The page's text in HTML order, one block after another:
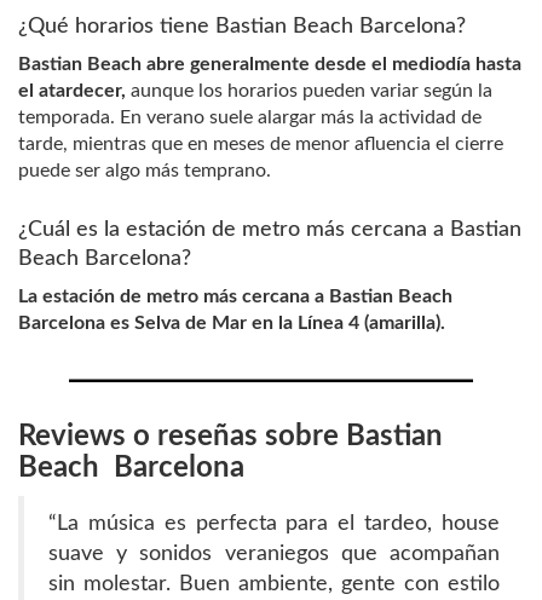
¿Qué horarios tiene Bastian Beach Barcelona?
Bastian Beach abre generalmente desde el mediodía hasta
el atardecer, aunque los horarios pueden variar según la
temporada. En verano suele alargar más la actividad de
tarde, mientras que en meses de menor afluencia el cierre
puede ser algo más temprano.
¿Cuál es la estación de metro más cercana a Bastian
Beach Barcelona?
La estación de metro más cercana a Bastian Beach
Barcelona es Selva de Mar en la Línea 4 (amarilla).
Reviews o reseñas sobre Bastian
Beach Barcelona
“La música es perfecta para el tardeo, house
suave y sonidos veraniegos que acompañan
sin molestar. Buen ambiente, gente con estilo